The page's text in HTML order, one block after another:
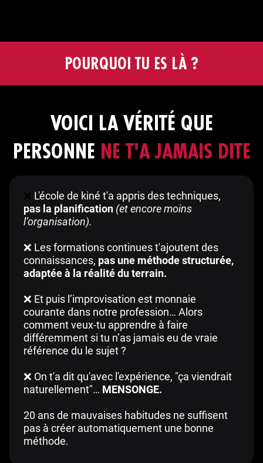
POURQUOI TU ES LÀ ?
VOICI LA VÉRITÉ QUE
PERSONNE NE T'A JAMAIS DITE
L'école de kiné t'a appris des techniques,
pas la planification (et encore moins
l’organisation).
❌ Les formations continues t'ajoutent des
connaissances, pas une méthode structurée,
adaptée à la réalité du terrain.
❌ Et puis l’improvisation est monnaie
courante dans notre profession… Alors
comment veux-tu apprendre à faire
différemment si tu n’as jamais eu de vraie
référence du le sujet ?
❌ On t'a dit qu'avec l'expérience, "ça viendrait
naturellement"… MENSONGE.
20 ans de mauvaises habitudes ne suffisent
pas à créer automatiquement une bonne
méthode.